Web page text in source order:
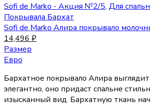
Sofi de Marko - Акция №2/5, Для
Покрывала Бархат
Sofi de Marko Алира покрывало
14,496 ₽
Размер
Евро
Бархатное покрывало Алира
элегантно, оно придаст спальне
изысканный вид. Бархатную ткань